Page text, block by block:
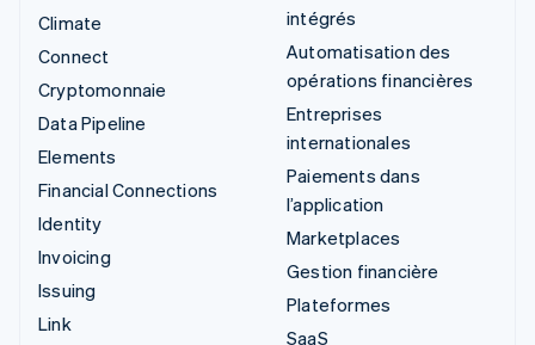
Climate
Connect
Cryptomonnaie
Data Pipeline
Elements
Financial Connections
Identity
Invoicing
Issuing
Link
intégrés
Automatisation des
opérations financières
Entreprises
internationales
Paiements dans
l’application
Marketplaces
Gestion financière
Plateformes
SaaS